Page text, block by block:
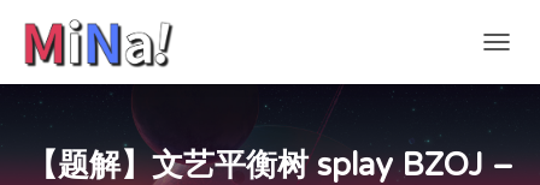
换
【题解】文艺平衡树 splay BZOJ –